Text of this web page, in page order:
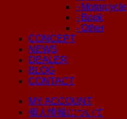
- Motorcycle
- Book
- Other
CONCEPT
NEWS
DEALER
BLOG
CONTACT
MY ACCOUNT
個人情報について